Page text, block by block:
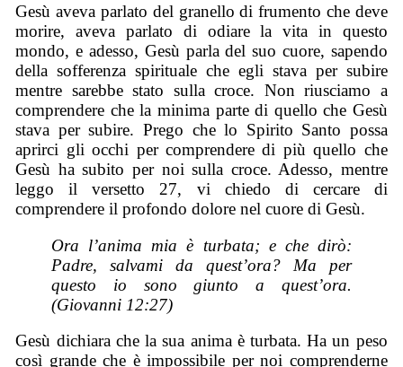
Gesù aveva parlato del granello di frumento che deve
morire, aveva parlato di odiare la vita in questo
mondo, e adesso, Gesù parla del suo cuore, sapendo
della sofferenza spirituale che egli stava per subire
mentre sarebbe stato sulla croce. Non riusciamo a
comprendere che la minima parte di quello che Gesù
stava per subire. Prego che lo Spirito Santo possa
aprirci gli occhi per comprendere di più quello che
Gesù ha subito per noi sulla croce. Adesso, mentre
leggo il versetto 27, vi chiedo di cercare di
comprendere il profondo dolore nel cuore di Gesù.
Ora l’anima mia è turbata; e che dirò:
Padre, salvami da quest’ora? Ma per
questo io sono giunto a quest’ora.
(Giovanni 12:27)
Gesù dichiara che la sua anima è turbata. Ha un peso
così grande che è impossibile per noi comprenderne